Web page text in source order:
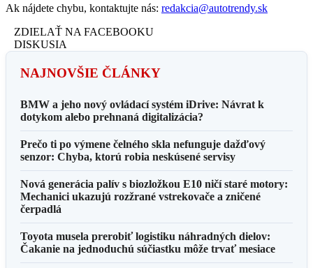
Ak nájdete chybu, kontaktujte nás: redakcia@autotrendy.sk
ZDIELAŤ NA FACEBOOKU
DISKUSIA
NAJNOVŠIE ČLÁNKY
BMW a jeho nový ovládací systém iDrive: Návrat k
dotykom alebo prehnaná digitalizácia?
Prečo ti po výmene čelného skla nefunguje dažďový
senzor: Chyba, ktorú robia neskúsené servisy
Nová generácia palív s biozložkou E10 ničí staré motory:
Mechanici ukazujú rozžrané vstrekovače a zničené
čerpadlá
Toyota musela prerobiť logistiku náhradných dielov:
Čakanie na jednoduchú súčiastku môže trvať mesiace